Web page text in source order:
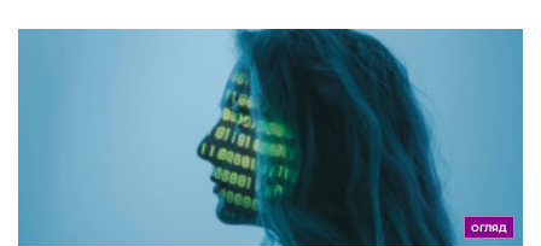
ОГЛЯД